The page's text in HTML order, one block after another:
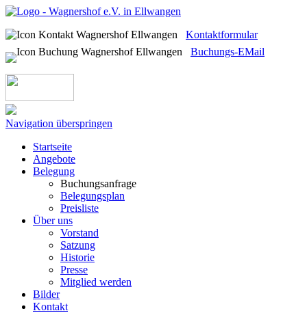
Kontaktformular
Buchungs-EMail
Navigation überspringen
Startseite
Angebote
Belegung
Buchungsanfrage
Belegungsplan
Preisliste
Über uns
Vorstand
Satzung
Historie
Presse
Mitglied werden
Bilder
Kontakt